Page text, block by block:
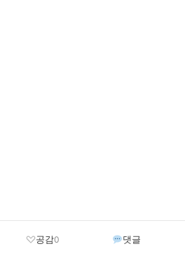
공감0 댓글